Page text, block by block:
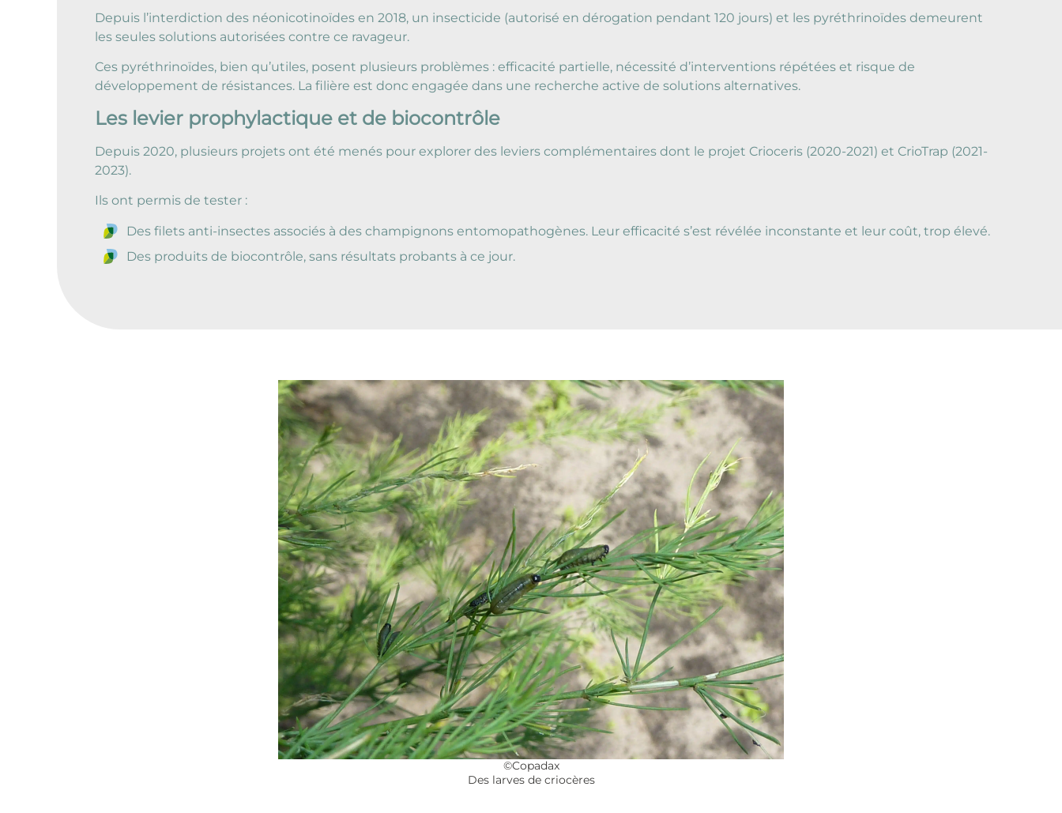
Depuis l’interdiction des néonicotinoïdes en 2018, un insecticide (autorisé en dérogation pendant 120 jours) et les pyréthrinoïdes demeurent
les seules solutions autorisées contre ce ravageur.
Ces pyréthrinoïdes, bien qu’utiles, posent plusieurs problèmes : efficacité partielle, nécessité d’interventions répétées et risque de
développement de résistances. La filière est donc engagée dans une recherche active de solutions alternatives.
Les levier prophylactique et de biocontrôle
Depuis 2020, plusieurs projets ont été menés pour explorer des leviers complémentaires dont le projet Crioceris (2020-2021) et CrioTrap (2021-
2023).
Ils ont permis de tester :
Des filets anti-insectes associés à des champignons entomopathogènes. Leur efficacité s’est révélée inconstante et leur coût, trop élevé.
Des produits de biocontrôle, sans résultats probants à ce jour.
©Copadax
Des larves de criocères